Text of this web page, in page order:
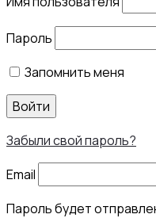
Пароль
Запомнить меня
Войти
Забыли свой пароль?
Email
Пароль будет